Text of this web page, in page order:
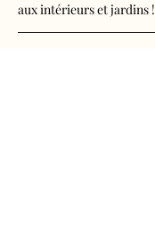
aux intérieurs et jardins !